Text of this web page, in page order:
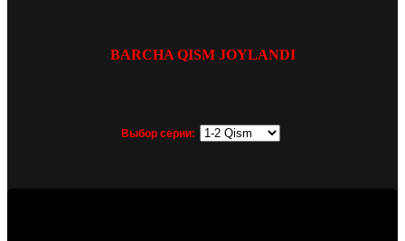
BARCHA QISM JOYLANDI
Выбор серии: